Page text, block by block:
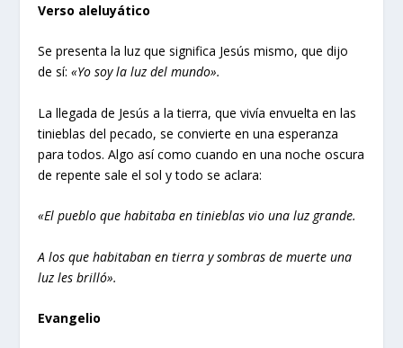
Verso aleluyático
Se presenta la luz que significa Jesús mismo, que dijo
de sí:«Yo soy la luz del mundo».
La llegada de Jesús a la tierra, que vivía envuelta en las
tinieblas del pecado, se convierte en una esperanza
para todos. Algo así como cuando en una noche oscura
de repente sale el sol y todo se aclara:
«El pueblo que habitaba en tinieblas vio una luz grande.
A los que habitaban en tierra y sombras de muerte una
luz les brilló».
Evangelio